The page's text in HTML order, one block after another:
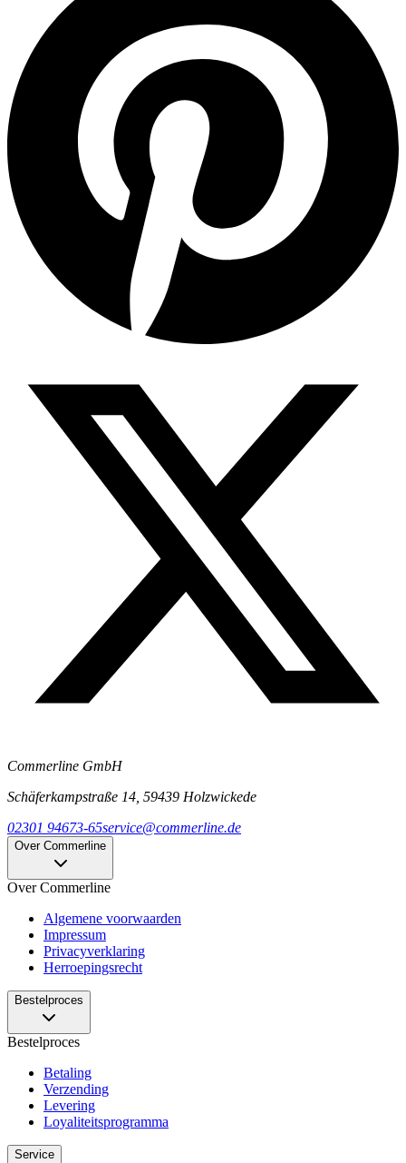
Commerline GmbH
Schäferkampstraße 14, 59439 Holzwickede
02301 94673-65service@commerline.de
Over Commerline
Over Commerline
Algemene voorwaarden
Impressum
Privacyverklaring
Herroepingsrecht
Bestelproces
Bestelproces
Betaling
Verzending
Levering
Loyaliteitsprogramma
Service